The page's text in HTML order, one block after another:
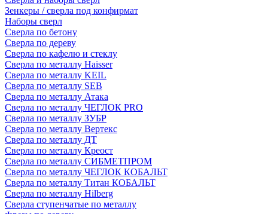
Зенкеры / сверла под конфирмат
Наборы сверл
Сверла по бетону
Сверла по дереву
Сверла по кафелю и стеклу
Сверла по металлу Haisser
Сверла по металлу KEIL
Сверла по металлу SEB
Сверла по металлу Атака
Сверла по металлу ЧЕГЛОК PRO
Сверла по металлу ЗУБР
Сверла по металлу Вертекс
Сверла по металлу ДТ
Сверла по металлу Креост
Сверла по металлу СИБМЕТПРОМ
Сверла по металлу ЧЕГЛОК КОБАЛЬТ
Сверла по металлу Титан КОБАЛЬТ
Сверла по металлу Hilberg
Сверла ступенчатые по металлу